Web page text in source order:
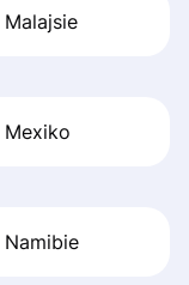
Malajsie
Mexiko
Namibie